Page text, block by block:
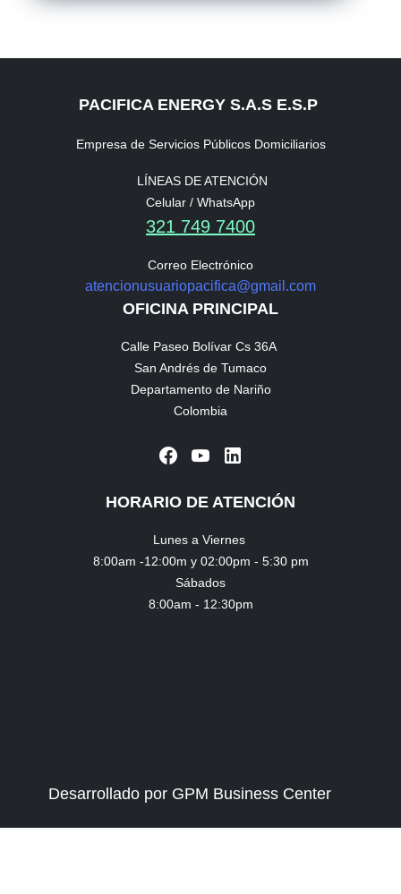
PACIFICA ENERGY S.A.S E.S.P
Empresa de Servicios Públicos Domiciliarios
LÍNEAS DE ATENCIÓN
Celular / WhatsApp
321 749 7400
Correo Electrónico
atencionusuariopacifica@gmail.com
OFICINA PRINCIPAL
Calle Paseo Bolívar Cs 36A
San Andrés de Tumaco
Departamento de Nariño
Colombia
HORARIO DE ATENCIÓN
Lunes a Viernes
8:00am -12:00m y 02:00pm - 5:30 pm
Sábados
8:00am - 12:30pm
Desarrollado por GPM Business Center